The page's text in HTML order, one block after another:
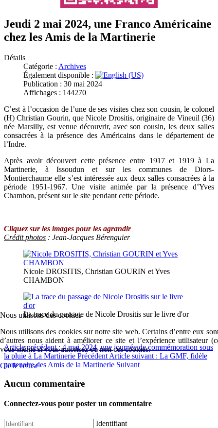
Jeudi 2 mai 2024, une Franco Américaine
chez les Amis de la Martinerie
Détails
Catégorie : Archives
Également disponible :
Publication : 30 mai 2024
Affichages : 144270
C’est à l’occasion de l’une de ses visites chez son cousin, le colonel
(H) Christian Gourin, que Nicole Drositis, originaire de Vineuil (36)
née Marsilly, est venue découvrir, avec son cousin, les deux salles
consacrées à la présence des Américains dans le département de
l’Indre.
Après avoir découvert cette présence entre 1917 et 1919 à La
Martinerie, à Issoudun et sur les communes de Diors-
Montierchaume elle s’est intéressée aux deux salles consacrées à la
période 1951-1967. Une visite animée par la présence d’Yves
Chambon, présent sur le site pendant cette période.
Cliquez sur les images pour les agrandir
Crédit photos : Jean-Jacques Bérenguier
Nicole DROSITIS, Christian GOURIN et Yves
CHAMBON
La trace du passage de Nicole Drositis sur le livre d'or
Article précédent : 4 mai 2024, une journée de commémoration sous
la pluie à La Martinerie Précédent Article suivant : La GMF, fidèle
partenaire des Amis de la Martinerie Suivant
Aucun commentaire
Connectez-vous pour poster un commentaire
Identifiant
Nous utilisons des cookies
Nous utilisons des cookies sur notre site web. Certains d’entre eux
d’autres nous aident à améliorer ce site et l’expérience utilisateur
vous-même si vous autorisez ou non ces cookies.
Ok Je refuse